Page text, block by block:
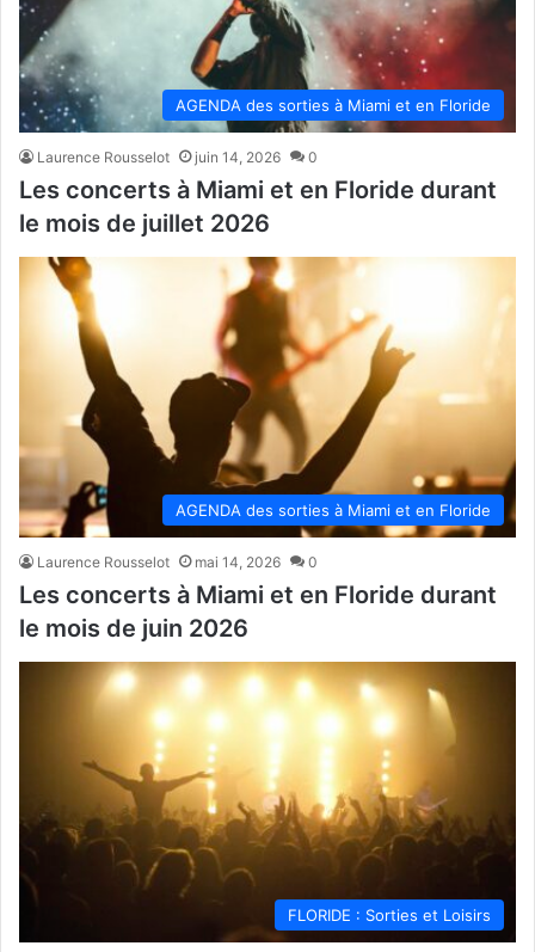
AGENDA des sorties à Miami et en Floride
Laurence Rousselot juin 14, 2026 0
Les concerts à Miami et en Floride durant
le mois de juillet 2026
AGENDA des sorties à Miami et en Floride
Laurence Rousselot mai 14, 2026 0
Les concerts à Miami et en Floride durant
le mois de juin 2026
FLORIDE : Sorties et Loisirs